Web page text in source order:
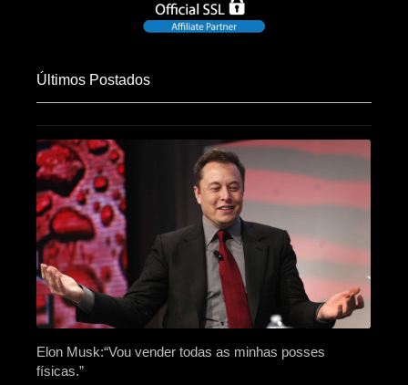
Últimos Postados
Elon Musk:“Vou vender todas as minhas posses
físicas.”